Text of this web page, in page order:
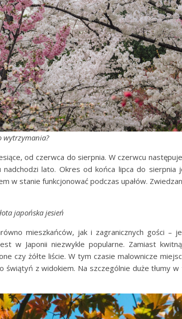
wytrzymania?
od czerwca do sierpnia. W czerwcu
lato. Okres od końca lipca do sierpnia
w stanie funkcjonować podczas upałów.
japońska jesień
mieszkańców, jak i zagranicznych gości –
w Japonii niezwykle popularne. Zamiast
czy żółte liście. W tym czasie malownicze
świątyń z widokiem. Na szczególnie duże tłumy